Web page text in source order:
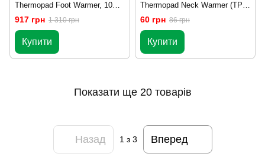
Thermopad Foot Warmer, 10
пар в наборе, 42-43 (XL) (TPD
78194)
917 грн 1 310 грн
Купити
Thermopad Neck Warmer (TPD
78801)
60 грн 86 грн
Купити
Показати ще 20 товарів
Назад 1з 3 Вперед